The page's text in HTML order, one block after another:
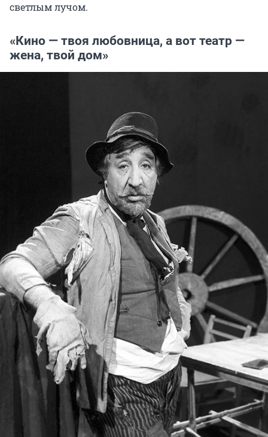
светлым лучом.
«Кино — твоя любовница, а вот театр —
жена, твой дом»